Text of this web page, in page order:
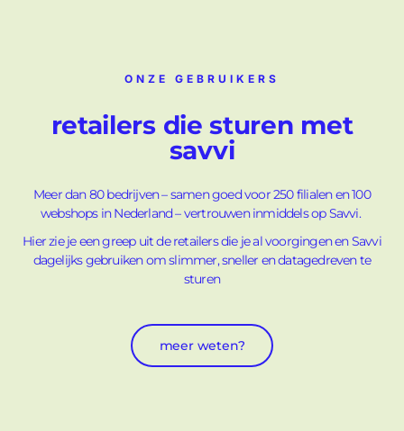
ONZE GEBRUIKERS
retailers die sturen met
savvi
Meer dan 80 bedrijven – samen goed voor 250 filialen en 100
webshops in Nederland – vertrouwen inmiddels op Savvi.
Hier zie je een greep uit de retailers die je al voorgingen en Savvi
dagelijks gebruiken om slimmer, sneller en datagedreven te
sturen
meer weten?